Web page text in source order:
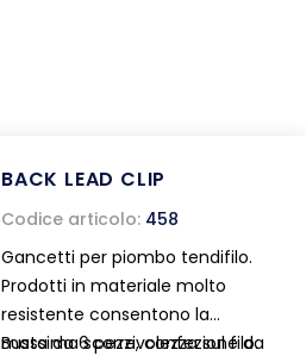
BACK LEAD CLIP
Codice articolo: 458
Gancetti per piombo tendifilo.
Prodotti in materiale molto
resistente consentono la
massima scorrevolezza sul filo.
Busta da 6 pezzi, confezione da